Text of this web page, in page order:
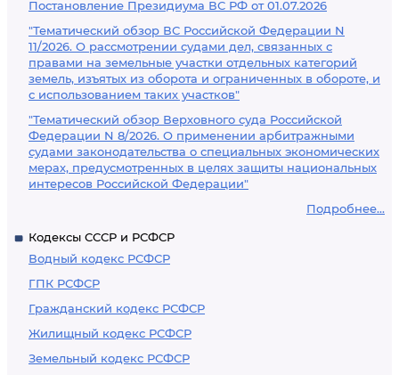
Постановление Президиума ВС РФ от 01.07.2026
"Тематический обзор ВС Российской Федерации N
11/2026. О рассмотрении судами дел, связанных с
правами на земельные участки отдельных категорий
земель, изъятых из оборота и ограниченных в обороте, и
с использованием таких участков"
"Тематический обзор Верховного суда Российской
Федерации N 8/2026. О применении арбитражными
судами законодательства о специальных экономических
мерах, предусмотренных в целях защиты национальных
интересов Российской Федерации"
Подробнее...
Кодексы СССР и РСФСР
Водный кодекс РСФСР
ГПК РСФСР
Гражданский кодекс РСФСР
Жилищный кодекс РСФСР
Земельный кодекс РСФСР